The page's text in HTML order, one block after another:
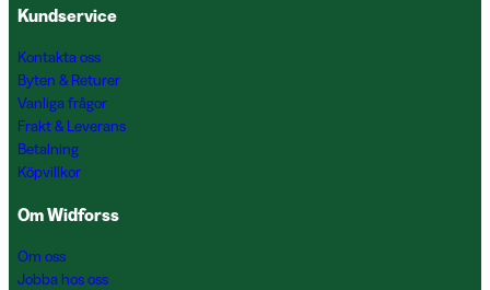
Kundservice
Kontakta oss
Byten & Returer
Vanliga frågor
Frakt & Leverans
Betalning
Köpvillkor
Om Widforss
Om oss
Jobba hos oss